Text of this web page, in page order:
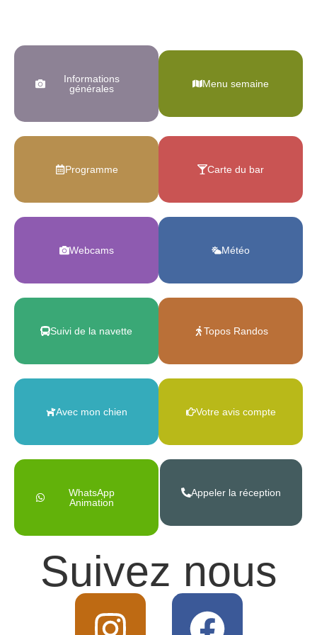
Informations
générales
Menu semaine
Programme Carte du bar
Webcams Météo
Suivi de la navette Topos Randos
Avec mon chien Votre avis compte
WhatsApp
Animation
Appeler la réception
Suivez nous